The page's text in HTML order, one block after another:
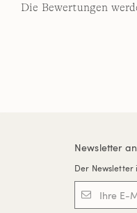
Die Bewertungen
Newsletter
Der Newsletter